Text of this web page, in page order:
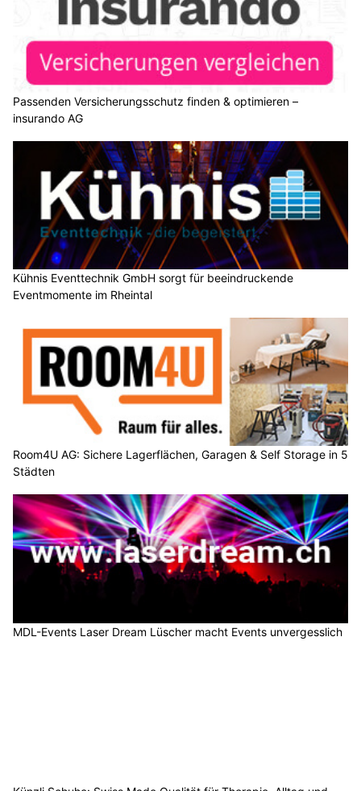
Passenden Versicherungsschutz finden & optimieren –
insurando AG
Kühnis Eventtechnik GmbH sorgt für beeindruckende
Eventmomente im Rheintal
Room4U AG: Sichere Lagerflächen, Garagen & Self Storage in 5
Städten
MDL-Events Laser Dream Lüscher macht Events unvergesslich